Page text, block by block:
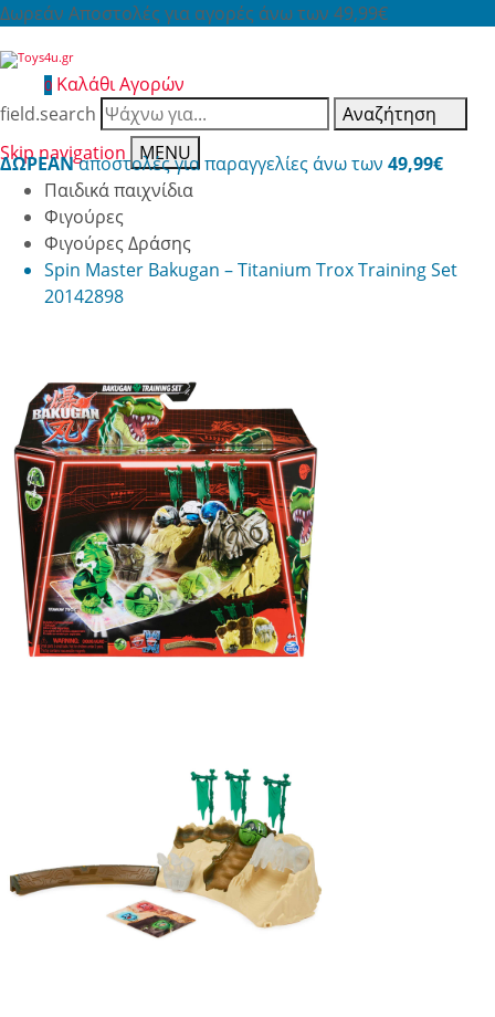
Δωρεάν Αποστολές για αγορές άνω των 49,99€
0 Καλάθι Αγορών
field.search
Αναζήτηση
Skip navigation
MENU
ΔΩΡΕΑΝαποστολές για παραγγελίες άνω των 49,99€
Παιδικά παιχνίδια
Φιγούρες
Φιγούρες Δράσης
Spin Master Bakugan – Titanium Trox Training Set
20142898